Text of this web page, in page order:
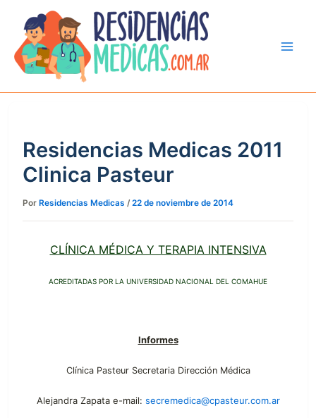
contenido
Residencias Medicas 2011
Clinica Pasteur
Por Residencias Medicas /22 de noviembre de 2014
CLÍNICA MÉDICA Y TERAPIA INTENSIVA
ACREDITADAS POR LA UNIVERSIDAD NACIONAL DEL COMAHUE
Informes
Clínica Pasteur Secretaria Dirección Médica
Alejandra Zapata e-mail: secremedica@cpasteur.com.ar